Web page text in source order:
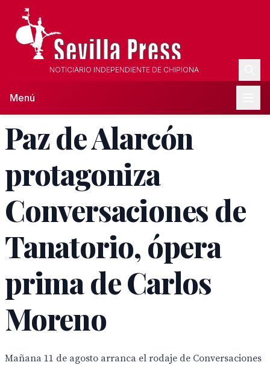
NOTICIARIO INDEPENDIENTE DE CHIPIONA
Menú
Paz de Alarcón
protagoniza
Conversaciones de
Tanatorio, ópera
prima de Carlos
Moreno
Mañana 11 de agosto arranca el rodaje de Conversaciones